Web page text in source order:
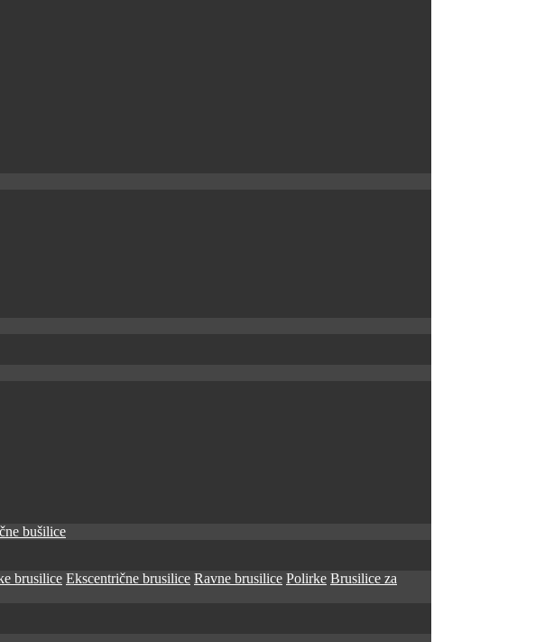
bušilice
brusilice Ekscentrične brusilice Ravne brusilice Polirke Brusilice za